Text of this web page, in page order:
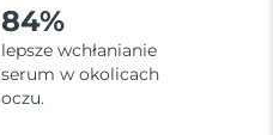
84%
lepsze wchłanianie
serum w okolicach
oczu.